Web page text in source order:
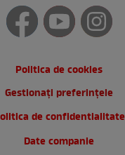
Politica de cookies
Gestionați preferințele
de confidentialitate
Date companie